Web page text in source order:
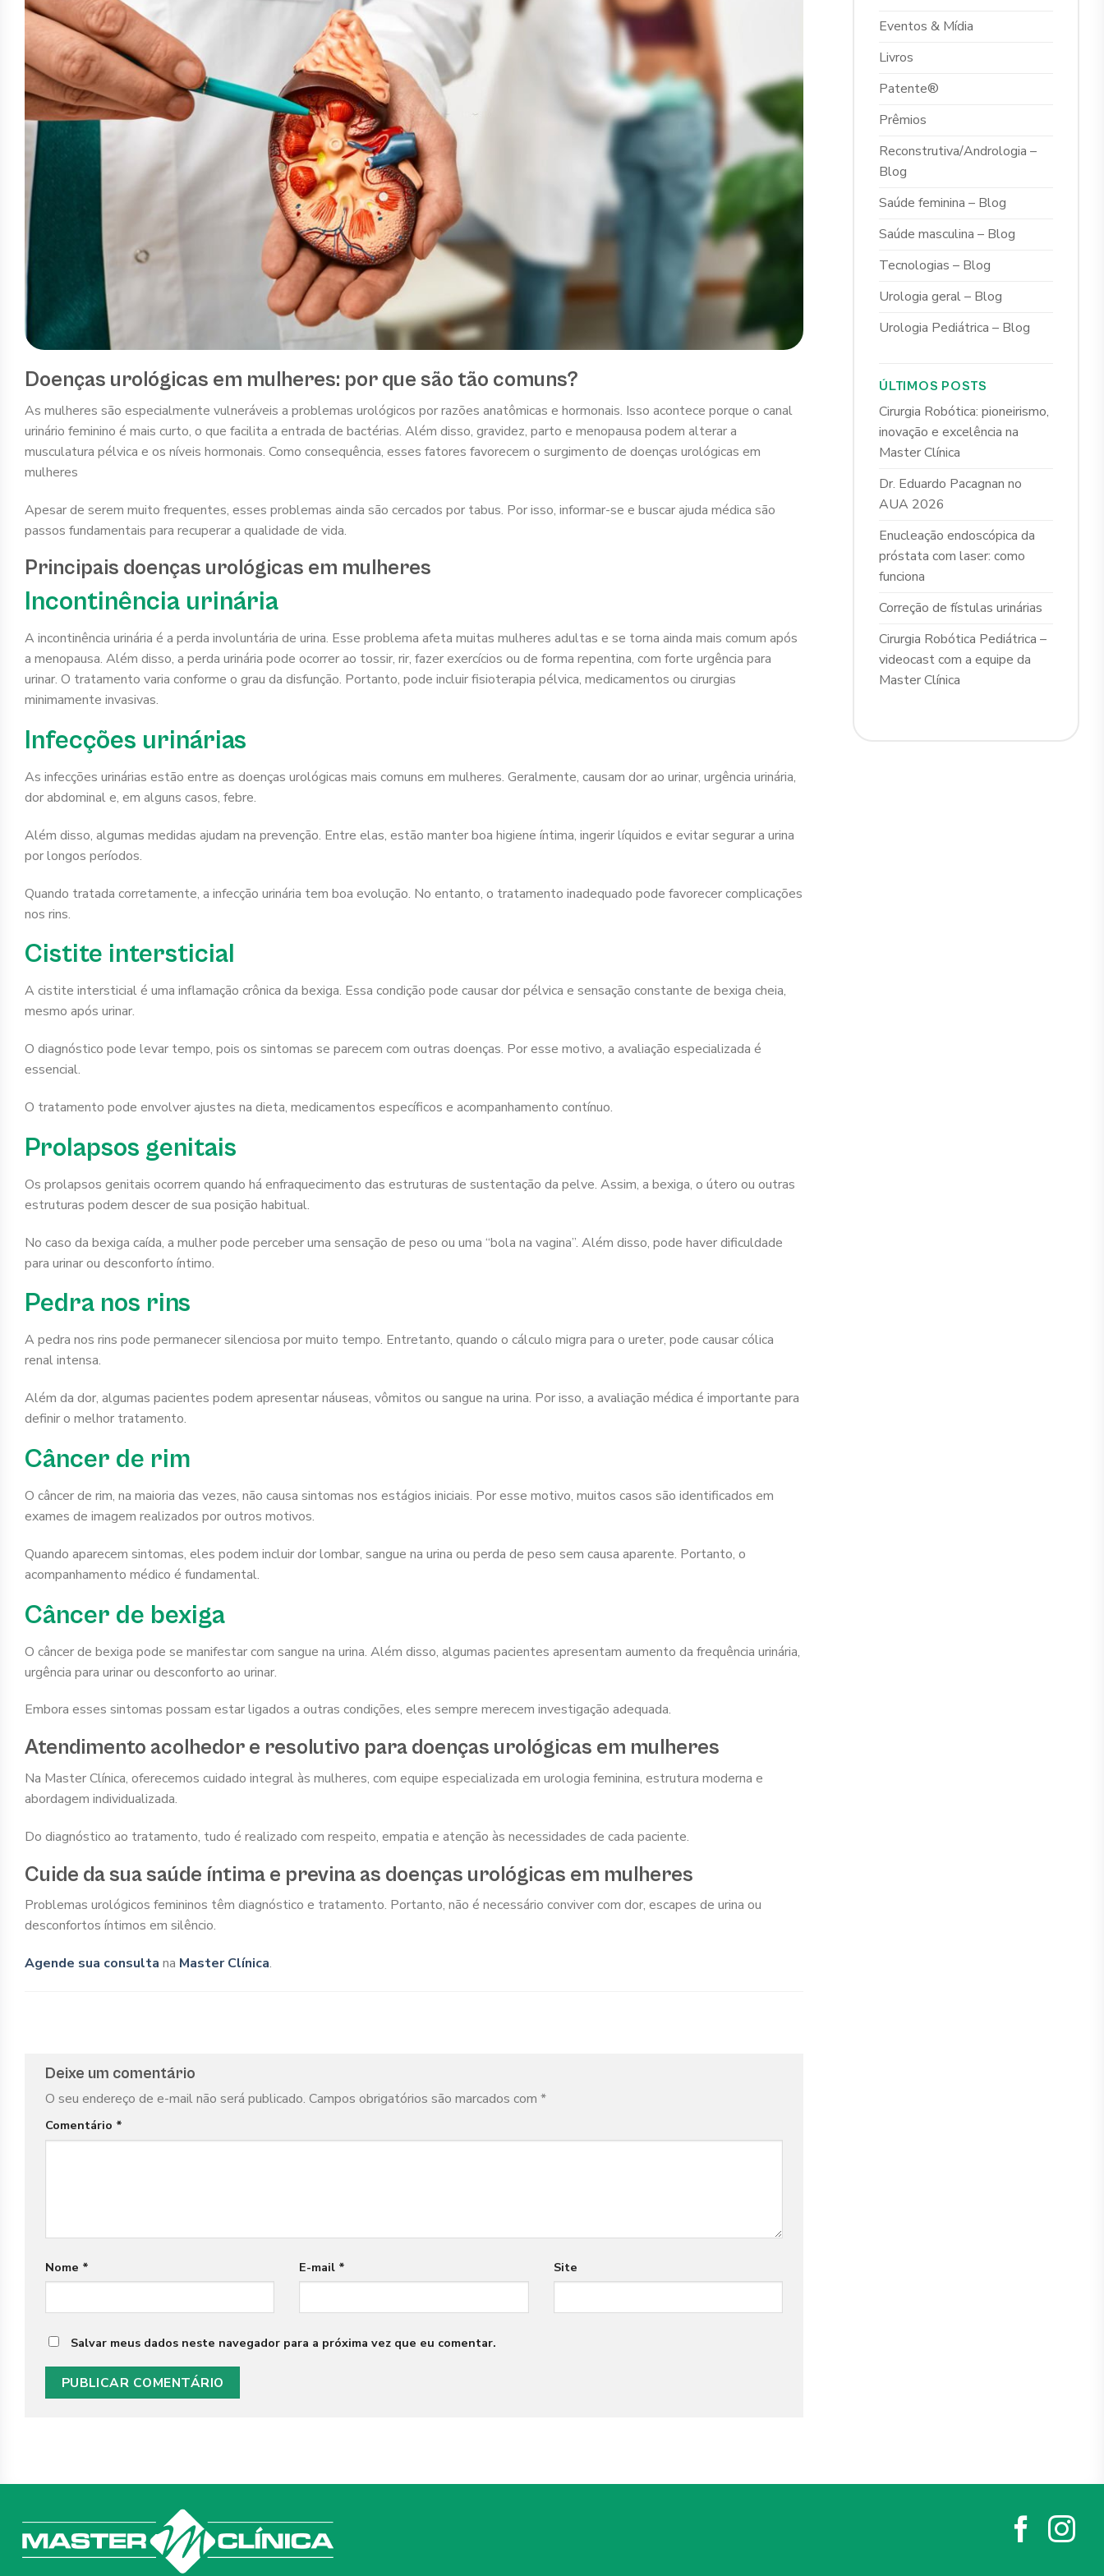
Doenças urológicas em mulheres: por que são tão comuns?
As mulheres são especialmente vulneráveis a problemas urológicos por razões anatômicas e hormonais. Isso acontece porque o canal
urinário feminino é mais curto, o que facilita a entrada de bactérias. Além disso, gravidez, parto e menopausa podem alterar a
musculatura pélvica e os níveis hormonais. Como consequência, esses fatores favorecem o surgimento de doenças urológicas em
mulheres
Apesar de serem muito frequentes, esses problemas ainda são cercados por tabus. Por isso, informar-se e buscar ajuda médica são
passos fundamentais para recuperar a qualidade de vida.
Principais doenças urológicas em mulheres
Incontinência urinária
A incontinência urinária é a perda involuntária de urina. Esse problema afeta muitas mulheres adultas e se torna ainda mais comum após
a menopausa. Além disso, a perda urinária pode ocorrer ao tossir, rir, fazer exercícios ou de forma repentina, com forte urgência para
urinar. O tratamento varia conforme o grau da disfunção. Portanto, pode incluir fisioterapia pélvica, medicamentos ou cirurgias
minimamente invasivas.
Infecções urinárias
As infecções urinárias estão entre as doenças urológicas mais comuns em mulheres. Geralmente, causam dor ao urinar, urgência urinária,
dor abdominal e, em alguns casos, febre.
Além disso, algumas medidas ajudam na prevenção. Entre elas, estão manter boa higiene íntima, ingerir líquidos e evitar segurar a urina
por longos períodos.
Quando tratada corretamente, a infecção urinária tem boa evolução. No entanto, o tratamento inadequado pode favorecer complicações
nos rins.
Cistite intersticial
A cistite intersticial é uma inflamação crônica da bexiga. Essa condição pode causar dor pélvica e sensação constante de bexiga cheia,
mesmo após urinar.
O diagnóstico pode levar tempo, pois os sintomas se parecem com outras doenças. Por esse motivo, a avaliação especializada é
essencial.
O tratamento pode envolver ajustes na dieta, medicamentos específicos e acompanhamento contínuo.
Prolapsos genitais
Os prolapsos genitais ocorrem quando há enfraquecimento das estruturas de sustentação da pelve. Assim, a bexiga, o útero ou outras
estruturas podem descer de sua posição habitual.
No caso da bexiga caída, a mulher pode perceber uma sensação de peso ou uma “bola na vagina”. Além disso, pode haver dificuldade
para urinar ou desconforto íntimo.
Pedra nos rins
A pedra nos rins pode permanecer silenciosa por muito tempo. Entretanto, quando o cálculo migra para o ureter, pode causar cólica
renal intensa.
Além da dor, algumas pacientes podem apresentar náuseas, vômitos ou sangue na urina. Por isso, a avaliação médica é importante para
definir o melhor tratamento.
Câncer de rim
O câncer de rim, na maioria das vezes, não causa sintomas nos estágios iniciais. Por esse motivo, muitos casos são identificados em
exames de imagem realizados por outros motivos.
Quando aparecem sintomas, eles podem incluir dor lombar, sangue na urina ou perda de peso sem causa aparente. Portanto, o
acompanhamento médico é fundamental.
Câncer de bexiga
O câncer de bexiga pode se manifestar com sangue na urina. Além disso, algumas pacientes apresentam aumento da frequência urinária,
urgência para urinar ou desconforto ao urinar.
Embora esses sintomas possam estar ligados a outras condições, eles sempre merecem investigação adequada.
Atendimento acolhedor e resolutivo para doenças urológicas em mulheres
Na Master Clínica, oferecemos cuidado integral às mulheres, com equipe especializada em urologia feminina, estrutura moderna e
abordagem individualizada.
Do diagnóstico ao tratamento, tudo é realizado com respeito, empatia e atenção às necessidades de cada paciente.
Cuide da sua saúde íntima e previna as doenças urológicas em mulheres
Problemas urológicos femininos têm diagnóstico e tratamento. Portanto, não é necessário conviver com dor, escapes de urina ou
desconfortos íntimos em silêncio.
Agende sua consulta na Master Clínica.
Deixe um comentário
O seu endereço de e-mail não será publicado. Campos obrigatórios são marcados com *
Comentário *
Nome * E-mail * Site
Salvar meus dados neste navegador para a próxima vez que eu comentar.
Eventos & Mídia
Livros
Patente®
Prêmios
Reconstrutiva/Andrologia –
Blog
Saúde feminina – Blog
Saúde masculina – Blog
Tecnologias – Blog
Urologia geral – Blog
Urologia Pediátrica – Blog
ÚLTIMOS POSTS
Cirurgia Robótica: pioneirismo,
inovação e excelência na
Master Clínica
Dr. Eduardo Pacagnan no
AUA 2026
Enucleação endoscópica da
próstata com laser: como
funciona
Correção de fístulas urinárias
Cirurgia Robótica Pediátrica –
videocast com a equipe da
Master Clínica